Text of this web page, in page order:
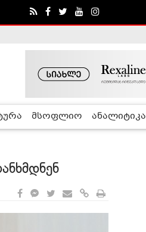
მსოფლიო ანალიტიკა